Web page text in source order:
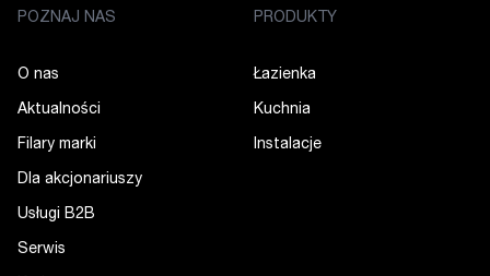
POZNAJ NAS
O nas
Aktualności
Filary marki
Dla akcjonariuszy
Usługi B2B
Serwis
PRODUKTY
Łazienka
Kuchnia
Instalacje